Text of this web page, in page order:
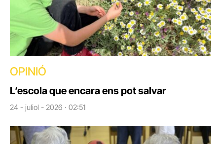
OPINIÓ
L’escola que encara ens pot salvar
24 - juliol - 2026 · 02:51